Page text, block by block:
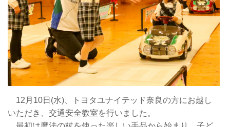
12月10日(水)、トヨタユナイテッド奈良の方にお越し
いただき、交通安全教室を行いました。